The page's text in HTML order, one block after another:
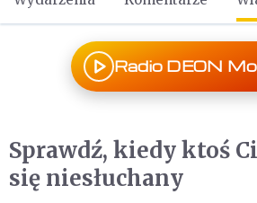
Radio DEON
Sprawdź, kiedy ktoś
się niesłuchany